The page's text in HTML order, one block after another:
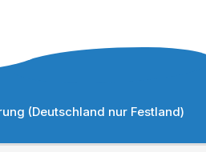
(Deutschland nur Festland)